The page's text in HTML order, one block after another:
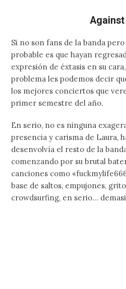
Against
Si no son fans de la banda
probable es que hayan
expresión de éxtasis en su
problema les podemos decir
los mejores conciertos que
primer semestre del año.
En serio, no es ninguna
presencia y carisma de Laura,
desenvolvía el resto de la
comenzando por su brutal
canciones como
base de saltos, empujones,
crowdsurfing, en serio…